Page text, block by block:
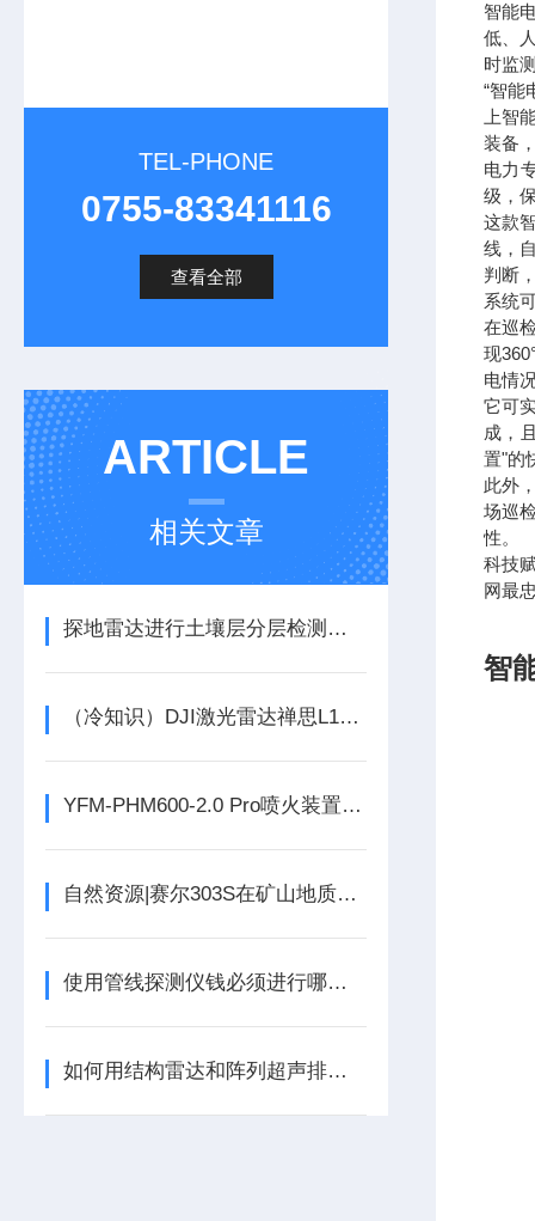
TEL-PHONE
0755-83341116
查看全部
ARTICLE
相关文章
探地雷达进行土壤层分层检测和地质学分层/地平线映射
（冷知识）DJI激光雷达禅思L1外业三种作业模式
YFM-PHM600-2.0 Pro喷火装置技术参数
自然资源|赛尔303S在矿山地质环境保护测绘中的应用
使用管线探测仪钱必须进行哪些常规检查？
如何用结构雷达和阵列超声排查新建隧道渗水点？
智能
低、
时监
“智能
上智
装备
电力
级，
这款
线，
判断
系统
在巡
现
电情
它可
成，
置"的
此外
场巡
性。
科技
网最
智